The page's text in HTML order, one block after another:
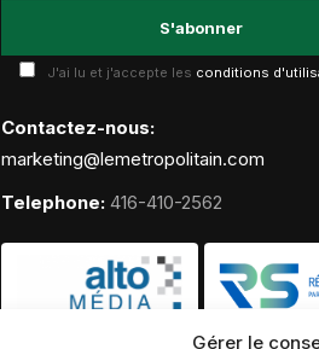
Gérer le
J'ai lu et j'accepte les conditions
Contactez-nous:
marketing@lemetropolitain.com
Telephone: 416-410-2562